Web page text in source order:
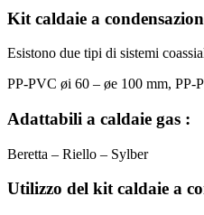
Kit caldaie a
Esistono due tipi di sistemi
PP-PVC øi 60 – øe 100 mm, PP-
Adattabili a caldaie gas :
Beretta – Riello – Sylber
Utilizzo del kit caldaie a